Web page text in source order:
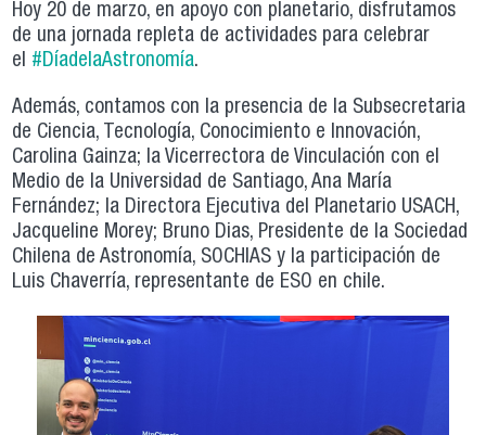
Hoy 20 de marzo, en apoyo con planetario, disfrutamos
de una jornada repleta de actividades para celebrar
el #DíadelaAstronomía.
Además, contamos con la presencia de la Subsecretaria
de Ciencia, Tecnología, Conocimiento e Innovación,
Carolina Gainza; la Vicerrectora de Vinculación con el
Medio de la Universidad de Santiago, Ana María
Fernández; la Directora Ejecutiva del Planetario USACH,
Jacqueline Morey; Bruno Dias, Presidente de la Sociedad
Chilena de Astronomía, SOCHIAS y la participación de
Luis Chaverría, representante de ESO en chile.